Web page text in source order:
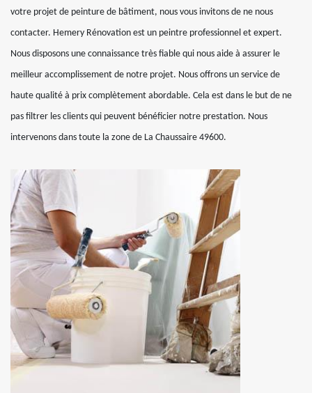
votre projet de peinture de bâtiment, nous vous invitons de ne nous
contacter. Hemery Rénovation est un peintre professionnel et expert.
Nous disposons une connaissance très fiable qui nous aide à assurer le
meilleur accomplissement de notre projet. Nous offrons un service de
haute qualité à prix complètement abordable. Cela est dans le but de ne
pas filtrer les clients qui peuvent bénéficier notre prestation. Nous
intervenons dans toute la zone de La Chaussaire 49600.